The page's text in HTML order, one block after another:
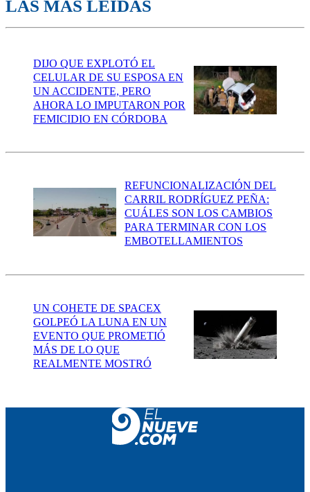
LAS MÁS LEÍDAS
DIJO QUE EXPLOTÓ EL
CELULAR DE SU ESPOSA EN
UN ACCIDENTE, PERO
AHORA LO IMPUTARON POR
FEMICIDIO EN CÓRDOBA
REFUNCIONALIZACIÓN DEL
CARRIL RODRÍGUEZ PEÑA:
CUÁLES SON LOS CAMBIOS
PARA TERMINAR CON LOS
EMBOTELLAMIENTOS
UN COHETE DE SPACEX
GOLPEÓ LA LUNA EN UN
EVENTO QUE PROMETIÓ
MÁS DE LO QUE
REALMENTE MOSTRÓ